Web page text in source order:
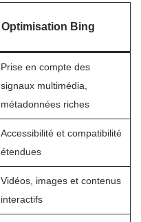
Optimisation Bing
Prise en compte des
signaux multimédia,
métadonnées riches
Accessibilité et compatibilité
étendues
Vidéos, images et contenus
interactifs